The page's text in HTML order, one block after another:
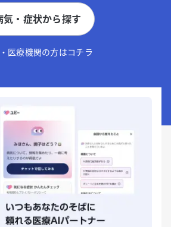
気・症状から探す
医療機関の方はコチラ